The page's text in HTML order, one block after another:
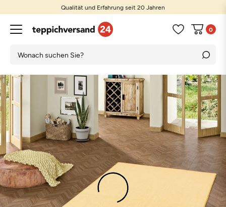
Qualität und Erfahrung seit 20 Jahren
0